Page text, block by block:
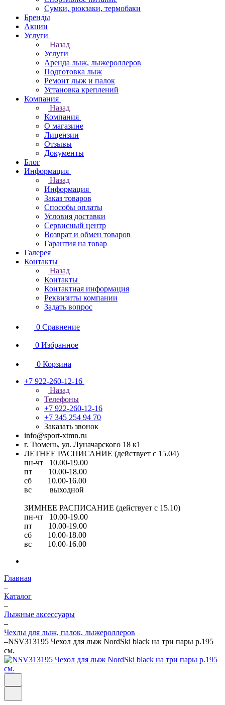
Сумки, рюкзаки, термобаки
Бренды
Акции
Услуги
Назад
Услуги
Аренда лыж, лыжероллеров
Подготовка лыж
Ремонт лыж и палок
Установка креплений
Компания
Назад
Компания
О магазине
Лицензии
Отзывы
Документы
Блог
Информация
Назад
Информация
Заказ товаров
Способы оплаты
Условия доставки
Сервисный центр
Возврат и обмен товаров
Гарантия на товар
Галерея
Контакты
Назад
Контакты
Контактная информация
Реквизиты компании
Задать вопрос
0 Сравнение
0 Избранное
0 Корзина
+7 922-260-12-16
Назад
Телефоны
+7 922-260-12-16
+7 345 254 94 70
Заказать звонок
info@sport-xtmn.ru
г. Тюмень, ул. Луначарского 18 к1
ЛЕТНЕЕ РАСПИСАНИЕ (действует с 15.04)
пн-чт 10.00-19.00
пт 10.00-18.00
сб 10.00-16.00
вс выходной
ЗИМНЕЕ РАСПИСАНИЕ (действует с 15.10)
пн-чт 10.00-19.00
пт 10.00-19.00
сб 10.00-18.00
вс 10.00-16.00
Главная
–
Каталог
–
Лыжные аксессуары
–
Чехлы для лыж, палок, лыжероллеров
–NSV313195 Чехол для лыж NordSki black на три пары р.195
см.